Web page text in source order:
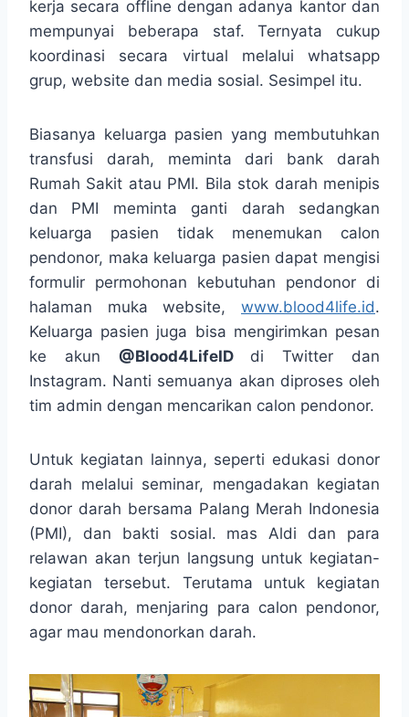
kerja secara offline dengan adanya kantor dan
mempunyai beberapa staf. Ternyata cukup
koordinasi secara virtual melalui whatsapp
grup, website dan media sosial. Sesimpel itu.
Biasanya keluarga pasien yang membutuhkan
transfusi darah, meminta dari bank darah
Rumah Sakit atau PMI. Bila stok darah menipis
dan PMI meminta ganti darah sedangkan
keluarga pasien tidak menemukan calon
pendonor, maka keluarga pasien dapat mengisi
formulir permohonan kebutuhan pendonor di
halaman muka website, www.blood4life.id.
Keluarga pasien juga bisa mengirimkan pesan
ke akun @Blood4LifeID di Twitter dan
Instagram. Nanti semuanya akan diproses oleh
tim admin dengan mencarikan calon pendonor.
Untuk kegiatan lainnya, seperti edukasi donor
darah melalui seminar, mengadakan kegiatan
donor darah bersama Palang Merah Indonesia
(PMI), dan bakti sosial. mas Aldi dan para
relawan akan terjun langsung untuk kegiatan-
kegiatan tersebut. Terutama untuk kegiatan
donor darah, menjaring para calon pendonor,
agar mau mendonorkan darah.